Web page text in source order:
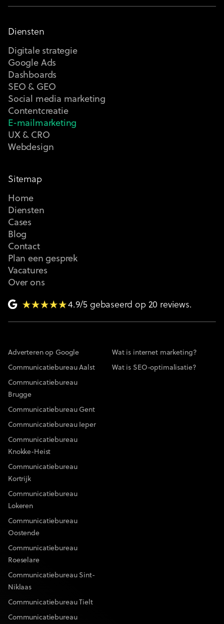
Diensten
Digitale strategie
Google Ads
Dashboards
SEO & GEO
Social media marketing
Contentcreatie
E-mailmarketing
UX & CRO
Webdesign
Sitemap
Home
Diensten
Cases
Blog
Contact
Plan een gesprek
Vacatures
Over ons
4.9/5 gebaseerd op 20 reviews.
Adverteren op Google
Communicatiebureau Aalst
Communicatiebureau
Brugge
Communicatiebureau Gent
Communicatiebureau Ieper
Communicatiebureau
Knokke-Heist
Communicatiebureau
Kortrijk
Communicatiebureau
Lokeren
Communicatiebureau
Oostende
Communicatiebureau
Roeselare
Communicatiebureau Sint-
Niklaas
Communicatiebureau Tielt
Communicatiebureau
Wat is internet marketing?
Wat is SEO-optimalisatie?